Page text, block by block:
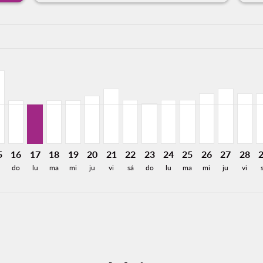
label 1.4KMXN
16
do
17
lu
18
ma
19
mi
20
ju
21
vi
22
sá
CUN–GDL, 23/08/2026:
23
do
CUN–GDL, 24/08/
24
lu
CUN–GDL, 25/08/
25
ma
CUN–GDL,
26
mi
27
ju
28
vi